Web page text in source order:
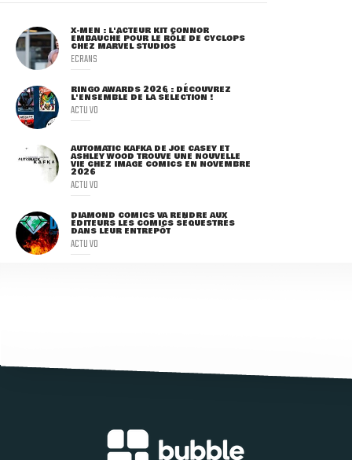
X-MEN : L'ACTEUR KIT CONNOR
EMBAUCHÉ POUR LE RÔLE DE CYCLOPS
CHEZ MARVEL STUDIOS
ECRANS
RINGO AWARDS 2026 : DÉCOUVREZ
L'ENSEMBLE DE LA SÉLECTION !
ACTU VO
AUTOMATIC KAFKA DE JOE CASEY ET
ASHLEY WOOD TROUVE UNE NOUVELLE
VIE CHEZ IMAGE COMICS EN NOVEMBRE
2026
ACTU VO
DIAMOND COMICS VA RENDRE AUX
ÉDITEURS LES COMICS SÉQUESTRÉS
DANS LEUR ENTREPÔT
ACTU VO